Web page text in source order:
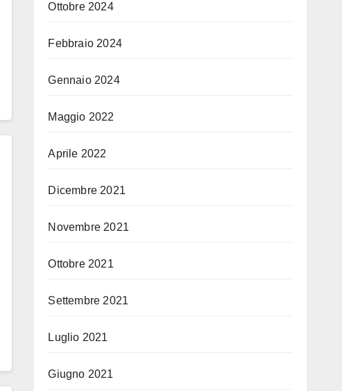
Ottobre 2024
Febbraio 2024
Gennaio 2024
Maggio 2022
Aprile 2022
Dicembre 2021
Novembre 2021
Ottobre 2021
Settembre 2021
Luglio 2021
Giugno 2021